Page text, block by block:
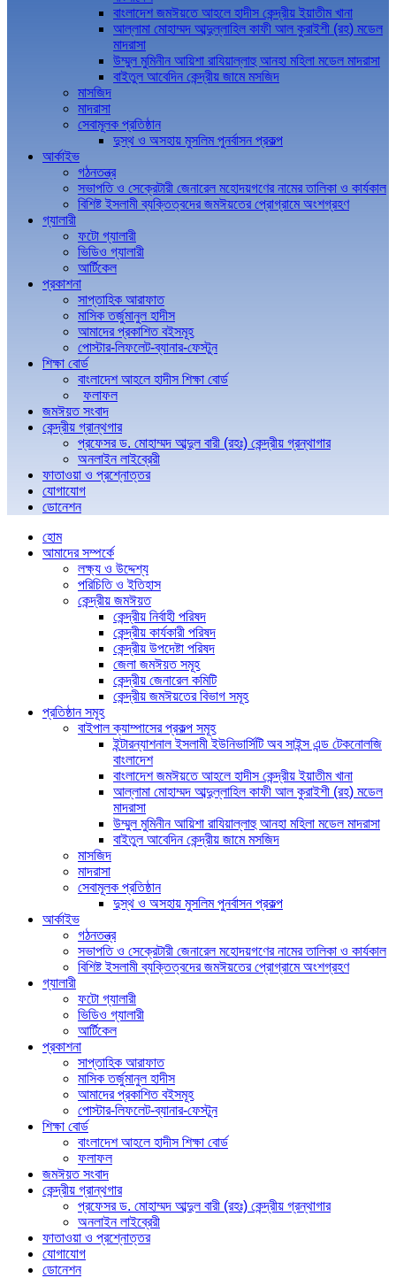
বাংলাদেশ জমঈয়তে আহলে হাদীস কেন্দ্রীয় ইয়াতীম খানা
আল্লামা মোহাম্মদ আব্দুল্লাহিল কাফী আল কুরাইশী (রহ) মডেল
মাদরাসা
উম্মুল মুমিনীন আয়িশা রাযিয়াল্লাহু আনহা মহিলা মডেল মাদরাসা
বাইতুল আবেদিন কেন্দ্রীয় জামে মসজিদ
মাসজিদ
মাদরাসা
সেবামূলক প্রতিষ্ঠান
দুস্থ ও অসহায় মুসলিম পুনর্বাসন প্রকল্প
আর্কাইভ
গঠনতন্ত্র
সভাপতি ও সেক্রেটারী জেনারেল মহোদয়গণের নামের তালিকা ও কার্যকাল
বিশিষ্ট ইসলামী ব্যক্তিত্বদের জমঈয়তের প্রোগ্রামে অংশগ্রহণ
গ্যালারী
ফটো গ্যালারী
ভিডিও গ্যালারী
আর্টিকেল
প্রকাশনা
সাপ্তাহিক আরাফাত
মাসিক তর্জুমানুল হাদীস
আমাদের প্রকাশিত বইসমূহ
পোস্টার-লিফলেট-ব্যানার-ফেস্টুন
শিক্ষা বোর্ড
বাংলাদেশ আহলে হাদীস শিক্ষা বোর্ড
ফলাফল
জমঈয়ত সংবাদ
কেন্দ্রীয় গ্রান্থগার
প্রফেসর ড. মোহাম্মদ আব্দুল বারী (রহঃ) কেন্দ্রীয় গ্রন্থাগার
অনলাইন লাইব্রেরী
ফাতাওয়া ও প্রশ্নোত্তর
যোগাযোগ
ডোনেশন
হোম
আমাদের সম্পর্কে
লক্ষ্য ও উদ্দেশ্য
পরিচিতি ও ইতিহাস
কেন্দ্রীয় জমঈয়ত
কেন্দ্রীয় নির্বাহী পরিষদ
কেন্দ্রীয় কার্যকারী পরিষদ
কেন্দ্রীয় উপদেষ্টা পরিষদ
জেলা জমঈয়ত সমূহ
কেন্দ্রীয় জেনারেল কমিটি
কেন্দ্রীয় জমঈয়তের বিভাগ সমূহ
প্রতিষ্ঠান সমূহ
বাইপাল ক্যাম্পাসের প্রকল্প সমূহ
ইন্টারন্যাশনাল ইসলামী ইউনিভার্সিটি অব সাইন্স এন্ড টেকনোলজি
বাংলাদেশ
বাংলাদেশ জমঈয়তে আহলে হাদীস কেন্দ্রীয় ইয়াতীম খানা
আল্লামা মোহাম্মদ আব্দুল্লাহিল কাফী আল কুরাইশী (রহ) মডেল
মাদরাসা
উম্মুল মুমিনীন আয়িশা রাযিয়াল্লাহু আনহা মহিলা মডেল মাদরাসা
বাইতুল আবেদিন কেন্দ্রীয় জামে মসজিদ
মাসজিদ
মাদরাসা
সেবামূলক প্রতিষ্ঠান
দুস্থ ও অসহায় মুসলিম পুনর্বাসন প্রকল্প
আর্কাইভ
গঠনতন্ত্র
সভাপতি ও সেক্রেটারী জেনারেল মহোদয়গণের নামের তালিকা ও কার্যকাল
বিশিষ্ট ইসলামী ব্যক্তিত্বদের জমঈয়তের প্রোগ্রামে অংশগ্রহণ
গ্যালারী
ফটো গ্যালারী
ভিডিও গ্যালারী
আর্টিকেল
প্রকাশনা
সাপ্তাহিক আরাফাত
মাসিক তর্জুমানুল হাদীস
আমাদের প্রকাশিত বইসমূহ
পোস্টার-লিফলেট-ব্যানার-ফেস্টুন
শিক্ষা বোর্ড
বাংলাদেশ আহলে হাদীস শিক্ষা বোর্ড
ফলাফল
জমঈয়ত সংবাদ
কেন্দ্রীয় গ্রান্থগার
প্রফেসর ড. মোহাম্মদ আব্দুল বারী (রহঃ) কেন্দ্রীয় গ্রন্থাগার
অনলাইন লাইব্রেরী
ফাতাওয়া ও প্রশ্নোত্তর
যোগাযোগ
ডোনেশন